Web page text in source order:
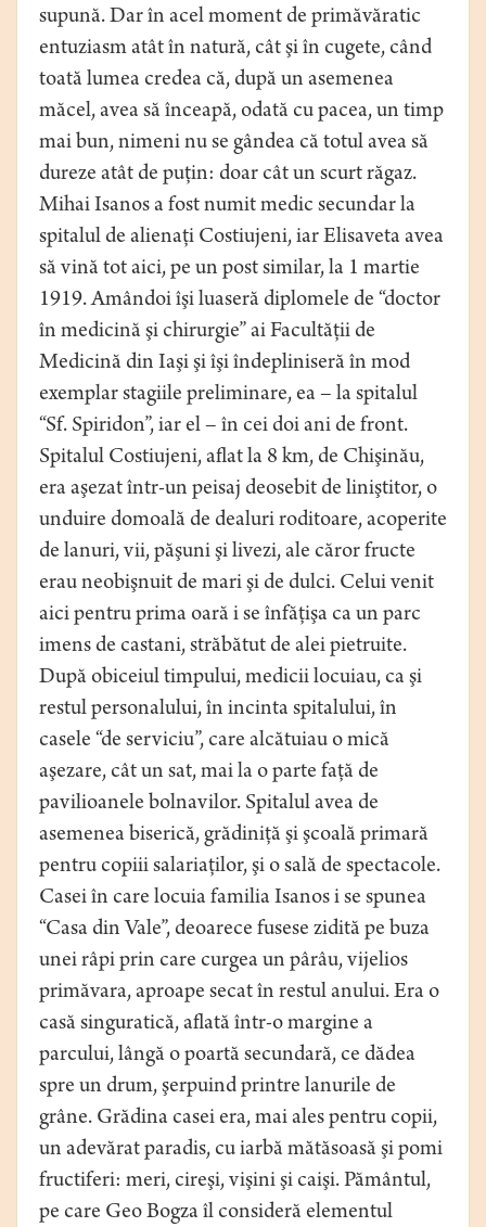
supună. Dar în acel moment de primăvăratic
entuziasm atât în natură, cât şi în cugete, când
toată lumea credea că, după un asemenea
măcel, avea să înceapă, odată cu pacea, un timp
mai bun, nimeni nu se gândea că totul avea să
dureze atât de puţin: doar cât un scurt răgaz.
Mihai Isanos a fost numit medic secundar la
spitalul de alienaţi Costiujeni, iar Elisaveta avea
să vină tot aici, pe un post similar, la 1 martie
1919. Amândoi îşi luaseră diplomele de “doctor
în medicină şi chirurgie” ai Facultăţii de
Medicină din Iaşi şi îşi îndepliniseră în mod
exemplar stagiile preliminare, ea – la spitalul
“Sf. Spiridon”, iar el – în cei doi ani de front.
Spitalul Costiujeni, aflat la 8 km, de Chişinău,
era aşezat într-un peisaj deosebit de liniştitor, o
unduire domoală de dealuri roditoare, acoperite
de lanuri, vii, păşuni şi livezi, ale căror fructe
erau neobişnuit de mari şi de dulci. Celui venit
aici pentru prima oară i se înfăţişa ca un parc
imens de castani, străbătut de alei pietruite.
După obiceiul timpului, medicii locuiau, ca şi
restul personalului, în incinta spitalului, în
casele “de serviciu”, care alcătuiau o mică
aşezare, cât un sat, mai la o parte faţă de
pavilioanele bolnavilor. Spitalul avea de
asemenea biserică, grădiniţă şi şcoală primară
pentru copiii salariaţilor, şi o sală de spectacole.
Casei în care locuia familia Isanos i se spunea
“Casa din Vale”, deoarece fusese zidită pe buza
unei râpi prin care curgea un pârâu, vijelios
primăvara, aproape secat în restul anului. Era o
casă singuratică, aflată într-o margine a
parcului, lângă o poartă secundară, ce dădea
spre un drum, şerpuind printre lanurile de
grâne. Grădina casei era, mai ales pentru copii,
un adevărat paradis, cu iarbă mătăsoasă şi pomi
fructiferi: meri, cireşi, vişini şi caişi. Pământul,
pe care Geo Bogza îl consideră elementul